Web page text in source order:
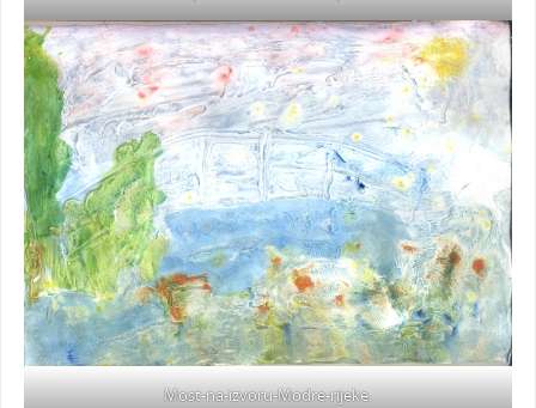
Most-na-izvoru-Modre-rijeke.